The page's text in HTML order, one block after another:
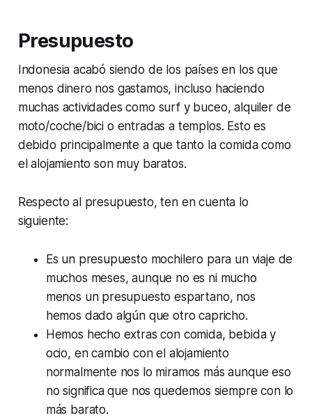
Presupuesto
Indonesia acabó siendo de los países en los que
menos dinero nos gastamos, incluso haciendo
muchas actividades como surf y buceo, alquiler de
moto/coche/bici o entradas a templos. Esto es
debido principalmente a que tanto la comida como
el alojamiento son muy baratos.
Respecto al presupuesto, ten en cuenta lo
siguiente:
Es un presupuesto mochilero para un viaje de
muchos meses, aunque no es ni mucho
menos un presupuesto espartano, nos
hemos dado algún que otro capricho.
Hemos hecho extras con comida, bebida y
ocio, en cambio con el alojamiento
normalmente nos lo miramos más aunque eso
no significa que nos quedemos siempre con lo
más barato.